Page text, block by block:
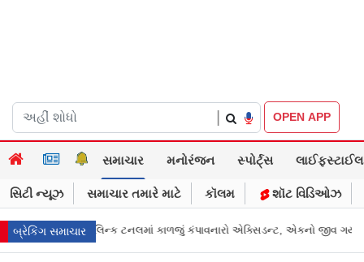
OPEN APP
સમાચાર મનોરંજન સ્પોર્ટ્સ લાઈફસ્ટાઈલ
સિટી ન્યૂઝ સમાચાર તમારે માટે કૉલમ શૉટ વિડિઓઝ
બ્રેકિંગ સમાચાર
જીવ ગયો Gujarat News: મોરબીમાં મેજિક! કૂવાનું પાણી દરિયાનાં